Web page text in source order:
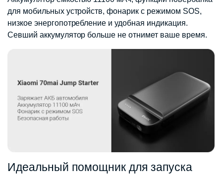
для мобильных устройств, фонарик с режимом SOS,
низкое энергопотребление и удобная индикация.
Севший аккумулятор больше не отнимет ваше время.
Идеальный помощник для запуска